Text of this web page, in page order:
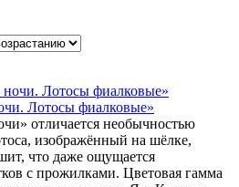
Лотосы фиалковые»
отличается необычностью
изображённый на шёлке,
что даже ощущается
с прожилками. Цветовая гамма